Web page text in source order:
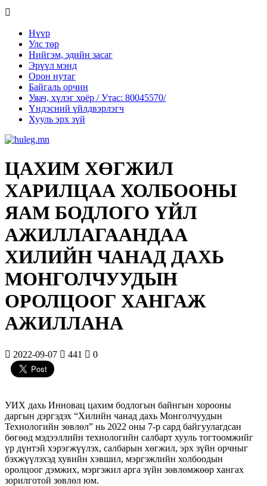
Нүүр
Улс төр
Нийгэм, эдийн засаг
Эрүүл мэнд
Орон нутаг
Байгаль орчин
Уяач, хүлэг хоёр / Утас: 80045570/
Үндэсний үйлдвэрлэгч
Хууль эрх зүй
ЦАХИМ ХӨГЖИЛ
ХАРИЛЦАА ХОЛБООНЫ
ЯАМ БОДЛОГО ҮЙЛ
АЖИЛЛАГААНДАА
ХИЛИЙН ЧАНАД ДАХЬ
МОНГОЛЧУУДЫН
ОРОЛЦООГ ХАНГАЖ
АЖИЛЛАНА
2022-09-07 441 0
УИХ дахь Инновац цахим бодлогын байнгын хорооны
даргын дэргэдэх “Хилийн чанад дахь Монголчуудын
Технологийн зөвлөл” нь 2022 оны 7-р сард байгуулагдсан
бөгөөд мэдээллийн технологийн салбарт хууль тогтоомжийг
үр дүнтэй хэрэгжүүлэх, салбарын хөгжил, эрх зүйн орчныг
бэхжүүлэхэд хувийн хэвшил, мэргэжлийн холбоодын
оролцоог дэмжих, мэргэжил арга зүйн зөвлөмжөөр хангах
зорилготой зөвлөл юм.